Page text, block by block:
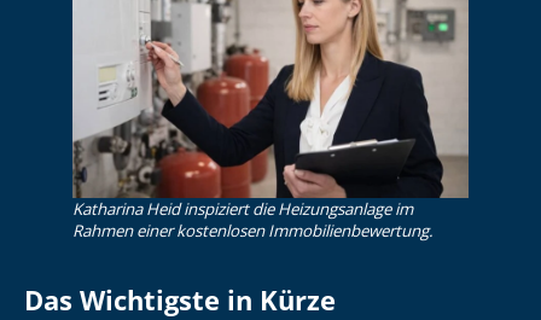
Katharina Heid inspiziert die Heizungsanlage im
Rahmen einer kostenlosen Im­mo­bi­li­en­be­wer­tung.
Das Wichtigste in Kürze